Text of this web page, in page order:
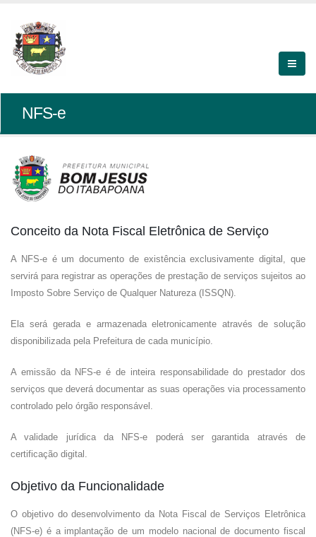
NFS-e
Conceito da Nota Fiscal Eletrônica de Serviço
A NFS-e é um documento de existência exclusivamente digital, que
servirá para registrar as operações de prestação de serviços sujeitos ao
Imposto Sobre Serviço de Qualquer Natureza (ISSQN).
Ela será gerada e armazenada eletronicamente através de solução
disponibilizada pela Prefeitura de cada município.
A emissão da NFS-e é de inteira responsabilidade do prestador dos
serviços que deverá documentar as suas operações via processamento
controlado pelo órgão responsável.
A validade jurídica da NFS-e poderá ser garantida através de
certificação digital.
Objetivo da Funcionalidade
O objetivo do desenvolvimento da Nota Fiscal de Serviços Eletrônica
(NFS-e) é a implantação de um modelo nacional de documento fiscal